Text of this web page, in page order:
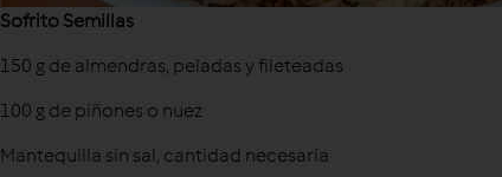
Sofrito Semillas
150 g de almendras, peladas y fileteadas
100 g de piñones o nuez
Mantequilla sin sal, cantidad necesaria